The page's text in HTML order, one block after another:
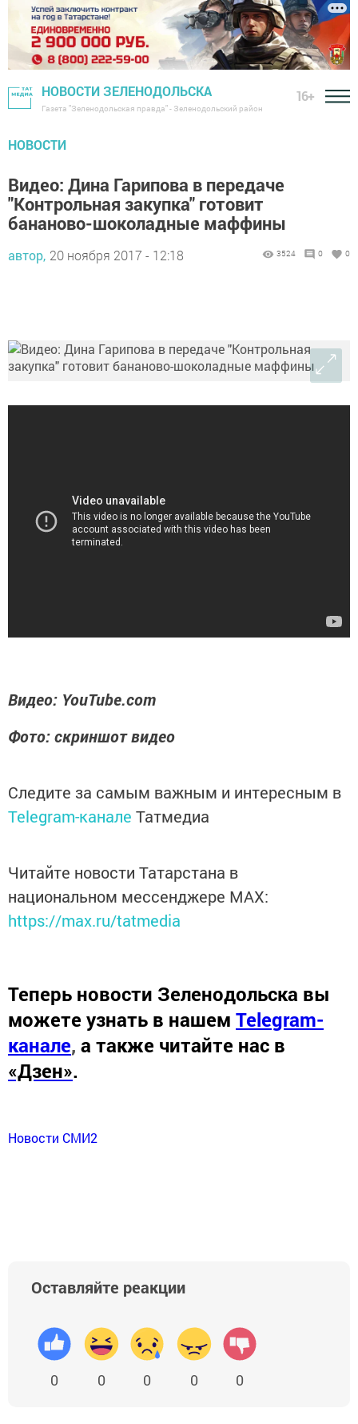
НОВОСТИ ЗЕЛЕНОДОЛЬСКА
Газета "Зеленодольская правда" - Зеленодольский район
16+
НОВОСТИ
Видео: Дина Гарипова в передаче
"Контрольная закупка" готовит
бананово-шоколадные маффины
автор, 20 ноября 2017 - 12:18 3524 0 0
Видео: YouTube.com
Фото: скриншот видео
Следите за самым важным и интересным в
Telegram-канале Татмедиа
Читайте новости Татарстана в
национальном мессенджере MАХ:
https://max.ru/tatmedia
Теперь новости Зеленодольска вы
можете узнать в нашем Telegram-
канале, а также читайте нас в
«Дзен».
Новости СМИ2
Оставляйте реакции
0 0 0 0 0